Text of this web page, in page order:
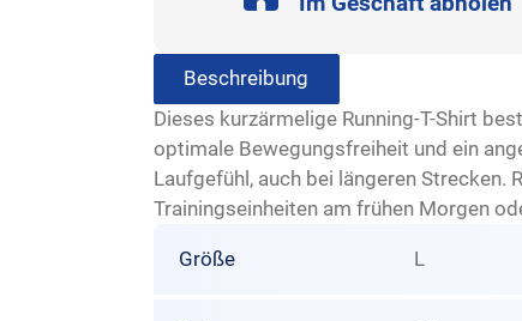
Beschreibung
Dieses kurzärmelige Running-T-Shirt
optimale Bewegungsfreiheit und ein
Laufgefühl, auch bei längeren
Trainingseinheiten am frühen Morgen
Größe L